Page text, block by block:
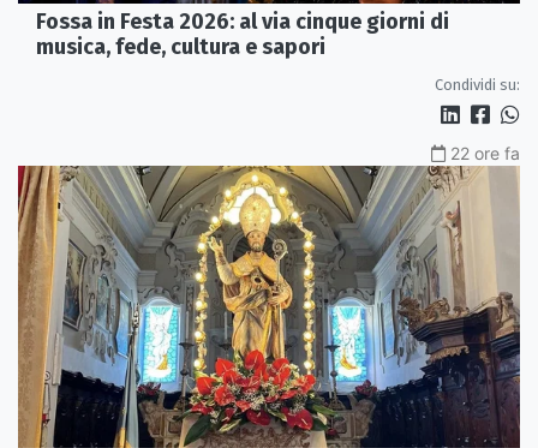
Fossa in Festa 2026: al via cinque giorni di
musica, fede, cultura e sapori
Condividi su:
22 ore fa